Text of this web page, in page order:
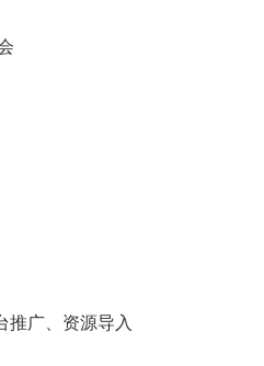
推广、资源导入